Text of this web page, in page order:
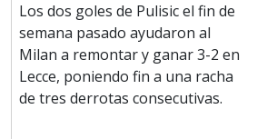
Los dos goles de Pulisic el fin de
semana pasado ayudaron al
Milan a remontar y ganar 3-2 en
Lecce, poniendo fin a una racha
de tres derrotas consecutivas.